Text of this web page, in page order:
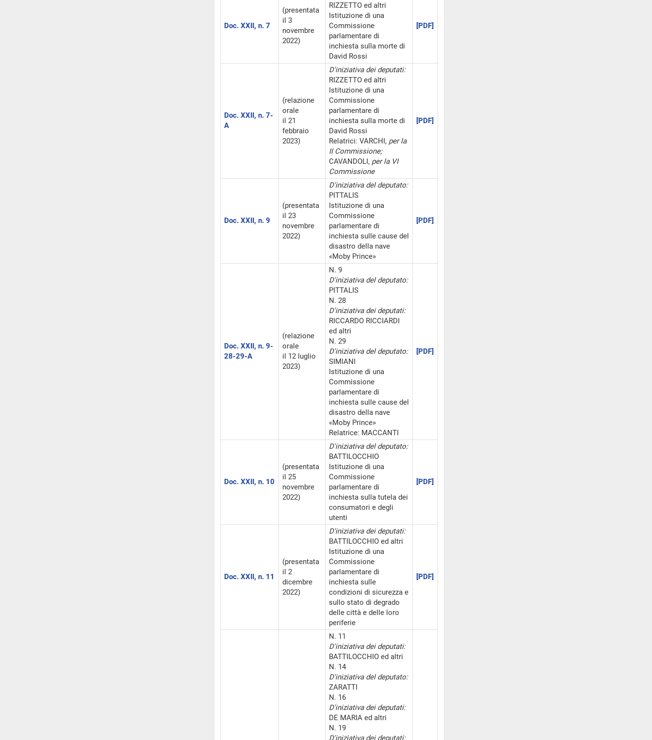
Doc. XXII, n. 7
(presentata
il 3
novembre
2022)
RIZZETTO ed altri
Istituzione di una
Commissione
parlamentare di
inchiesta sulla morte di
David Rossi
[PDF]
Doc. XXII, n. 7-
A
(relazione
orale
il 21
febbraio
2023)
D'iniziativa dei deputati:
RIZZETTO ed altri
Istituzione di una
Commissione
parlamentare di
inchiesta sulla morte di
David Rossi
Relatrici: VARCHI, per la
II Commissione;
CAVANDOLI, per la VI
Commissione
[PDF]
Doc. XXII, n. 9
(presentata
il 23
novembre
2022)
D'iniziativa del deputato:
PITTALIS
Istituzione di una
Commissione
parlamentare di
inchiesta sulle cause del
disastro della nave
«Moby Prince»
[PDF]
Doc. XXII, n. 9-
28-29-A
(relazione
orale
il 12 luglio
2023)
N. 9
D'iniziativa del deputato:
PITTALIS
N. 28
D'iniziativa dei deputati:
RICCARDO RICCIARDI
ed altri
N. 29
D'iniziativa del deputato:
SIMIANI
Istituzione di una
Commissione
parlamentare di
inchiesta sulle cause del
disastro della nave
«Moby Prince»
Relatrice: MACCANTI
[PDF]
Doc. XXII, n. 10
(presentata
il 25
novembre
2022)
D'iniziativa del deputato:
BATTILOCCHIO
Istituzione di una
Commissione
parlamentare di
inchiesta sulla tutela dei
consumatori e degli
utenti
[PDF]
Doc. XXII, n. 11
(presentata
il 2
dicembre
2022)
D'iniziativa dei deputati:
BATTILOCCHIO ed altri
Istituzione di una
Commissione
parlamentare di
inchiesta sulle
condizioni di sicurezza e
sullo stato di degrado
delle città e delle loro
periferie
[PDF]
N. 11
D'iniziativa dei deputati:
BATTILOCCHIO ed altri
N. 14
D'iniziativa del deputato:
ZARATTI
N. 16
D'iniziativa dei deputati:
DE MARIA ed altri
N. 19
D'iniziativa dei deputati: